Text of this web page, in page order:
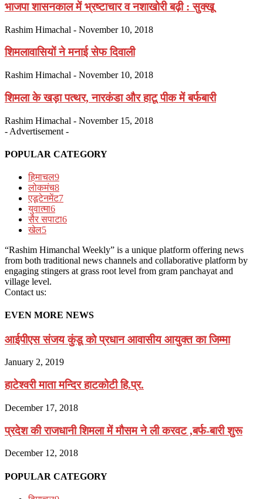
भाजपा शासनकाल में भ्रष्टाचार व नशाखोरी बढ़ी : सुक्खू
Rashim Himachal - November 10, 2018
शिमलावासियों ने मनाई सेफ दिवाली
Rashim Himachal - November 10, 2018
शिमला के खड़ा पत्थर, नारकंडा और हाटू पीक में बर्फबारी
Rashim Himachal - November 15, 2018
- Advertisement -
POPULAR CATEGORY
हिमाचल9
लोकमंच8
एडूटेनमेंट7
युवात्मा6
सैर सपाटा6
खेल5
“Rashim Himanchal Weekly” is a unique platform offering news
from both traditional news channels and collaborative platform by
engaging stingers at grass root level from gram panchayat and
village level.
Contact us:
EVEN MORE NEWS
आईपीएस संजय कुंडू को प्रधान आवासीय आयुक्त का जिम्मा
January 2, 2019
हाटेश्वरी माता मन्दिर हाटकोटी हि.प्र.
December 17, 2018
प्रदेश की राजधानी शिमला में मौसम ने ली करवट ,बर्फ-बारी शुरू
December 12, 2018
POPULAR CATEGORY